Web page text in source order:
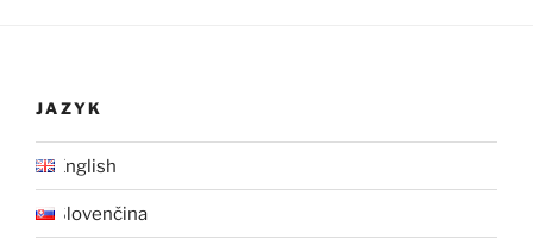
JAZYK
English
Slovenčina